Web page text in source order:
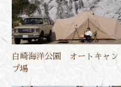
白崎海洋公園 オートキャン
プ場